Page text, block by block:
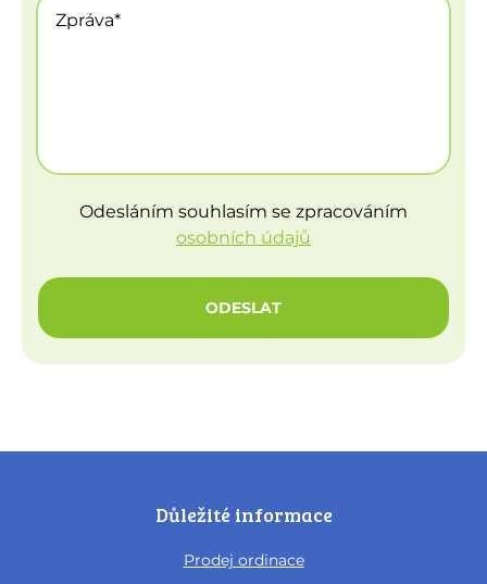
Odesláním souhlasím se zpracováním
osobních údajů
ODESLAT
Důležité informace
Prodej ordinace